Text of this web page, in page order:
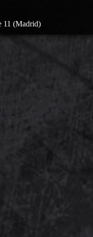
11 (Madrid)